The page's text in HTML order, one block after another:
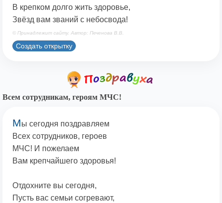
В крепком долго жить здоровье,
Звёзд вам званий с небосвода!
© Принадлежит сайту. Автор: Печенова В.В.
Создать открытку
Всем сотрудникам, героям МЧС!
Мы сегодня поздравляем
Всех сотрудников, героев
МЧС! И пожелаем
Вам крепчайшего здоровья!
Отдохните вы сегодня,
Пусть вас семьи согревают,